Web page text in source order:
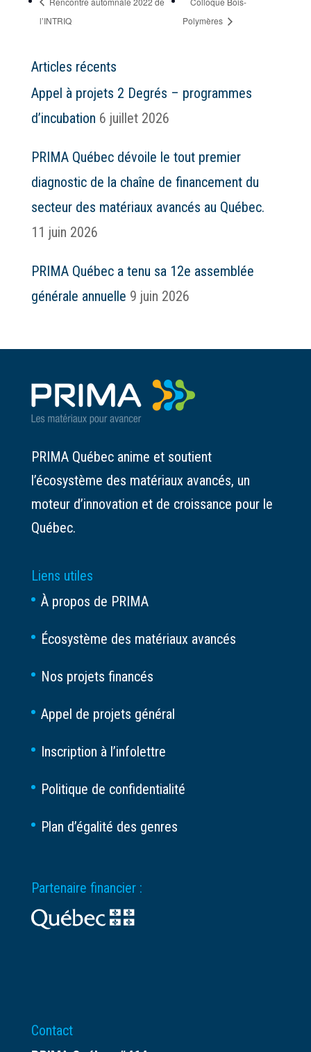
l’INTRIQ
Polymères
Articles récents
Appel à projets 2 Degrés – programmes
d’incubation 6 juillet 2026
PRIMA Québec dévoile le tout premier
diagnostic de la chaîne de financement du
secteur des matériaux avancés au Québec.
11 juin 2026
PRIMA Québec a tenu sa 12e assemblée
générale annuelle 9 juin 2026
PRIMA Québec anime et soutient
l’écosystème des matériaux avancés, un
moteur d’innovation et de croissance pour le
Québec.
Liens utiles
À propos de PRIMA
Écosystème des matériaux avancés
Nos projets financés
Appel de projets général
Inscription à l’infolettre
Politique de confidentialité
Plan d’égalité des genres
Partenaire financier :
Contact